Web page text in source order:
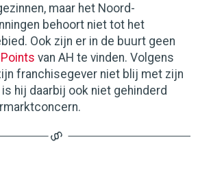
maar het Noord-
behoort niet tot het
Ook zijn er in de buurt geen
van AH te vinden. Volgens
franchisegever niet blij met zijn
hij daarbij ook niet gehinderd